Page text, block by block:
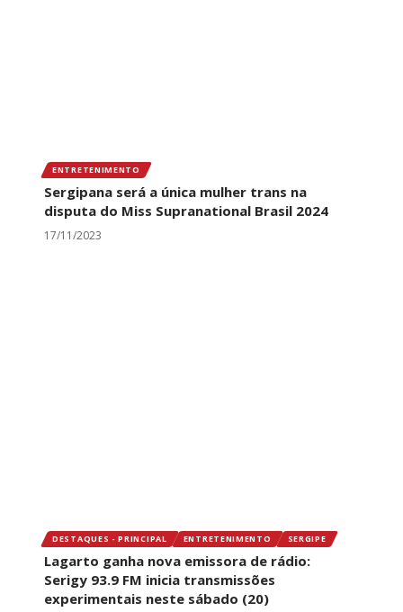
ENTRETENIMENTO
Sergipana será a única mulher trans na
disputa do Miss Supranational Brasil 2024
17/11/2023
DESTAQUES - PRINCIPAL ENTRETENIMENTO SERGIPE
Lagarto ganha nova emissora de rádio:
Serigy 93.9 FM inicia transmissões
experimentais neste sábado (20)